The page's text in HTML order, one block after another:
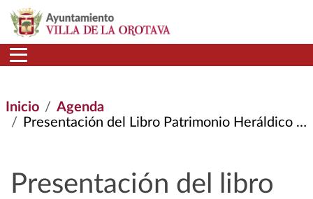
Pasar al contenido principal
Inicio
Agenda
Presentación del Libro Patrimonio Heráldico [extramuros] de La Villa de La Orotava
Presentación del libro